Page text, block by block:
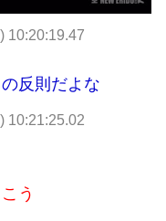
10:20:19.47
反則だよな
10:21:25.02
う